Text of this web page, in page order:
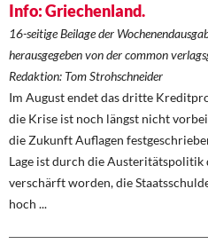
Info: Griechenland.
16-seitige Beilage der
herausgegeben von der common
Redaktion: Tom Strohschneider
Im August endet das dritte
die Krise ist noch längst nicht
die Zukunft Auflagen
Lage ist durch die Austeritätspolitik
verschärft worden, die
hoch ...